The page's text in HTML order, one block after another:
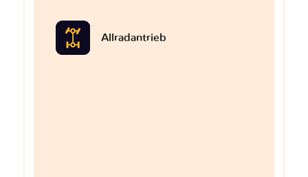
Allradantrieb